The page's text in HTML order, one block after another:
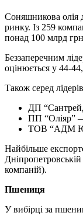
Соняшникова олія
ринку. Із 259
понад 100 млрд
Беззаперечним
оцінюється у 44-
Також серед
ДП
ПП “Оліяр”
ТОВ “АДМ
Найбільше
компаній).
Пшениця
У вибірці за